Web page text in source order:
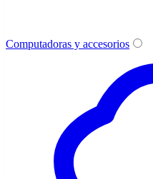
Computadoras y accesorios